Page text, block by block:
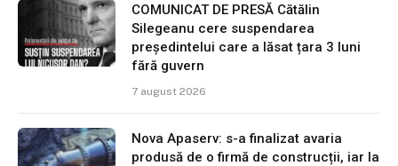
COMUNICAT DE PRESĂ Cătălin
Silegeanu cere suspendarea
președintelui care a lăsat țara 3 luni
fără guvern
7 august 2026
Nova Apaserv: s-a finalizat avaria
produsă de o firmă de construcții, iar la